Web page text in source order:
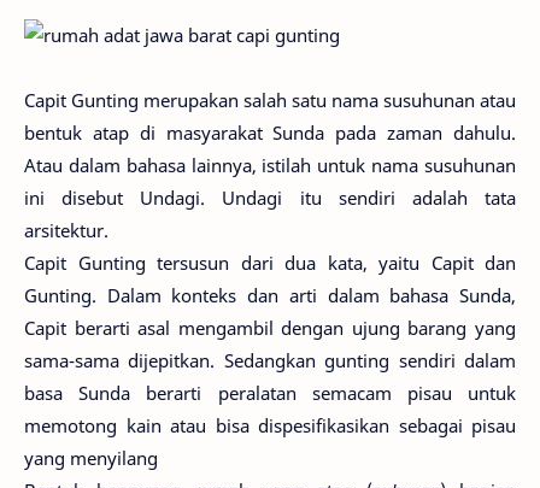
Capit Gunting merupakan salah satu nama susuhunan atau
bentuk atap di masyarakat Sunda pada zaman dahulu.
Atau dalam bahasa lainnya, istilah untuk nama susuhunan
ini disebut Undagi. Undagi itu sendiri adalah tata
arsitektur.
Capit Gunting tersusun dari dua kata, yaitu Capit dan
Gunting. Dalam konteks dan arti dalam bahasa Sunda,
Capit berarti asal mengambil dengan ujung barang yang
sama-sama dijepitkan. Sedangkan gunting sendiri dalam
basa Sunda berarti peralatan semacam pisau untuk
memotong kain atau bisa dispesifikasikan sebagai pisau
yang menyilang